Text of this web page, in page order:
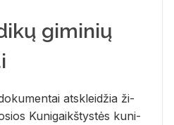
giminių
at­sklei­džia ži­
Ku­ni­gaikš­tys­tės ku­ni­